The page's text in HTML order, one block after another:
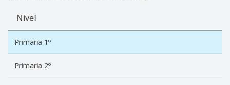
Nivel
Primaria 1º
Primaria 2º